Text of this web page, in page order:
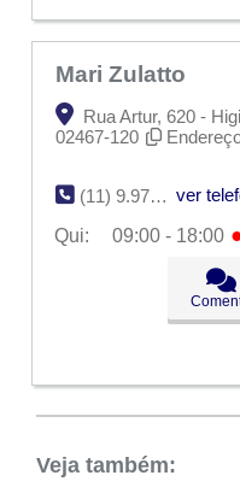
Mari Zulatto
Rua Artur, 620 -
02467-120
(11) 9.9794-2740
ver
Qui:
09:00 - 18:00
09:00 -
09:00 -
09:00 -
Veja também: